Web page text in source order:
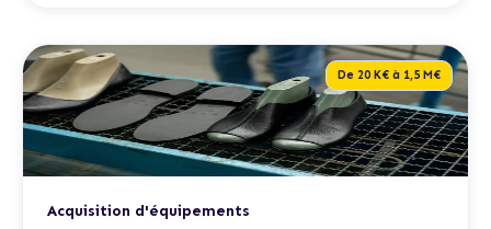
De 20 K€ à 1,5 M€
Acquisition d'équipements